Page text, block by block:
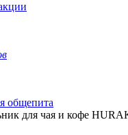
общепита
для чая и кофе